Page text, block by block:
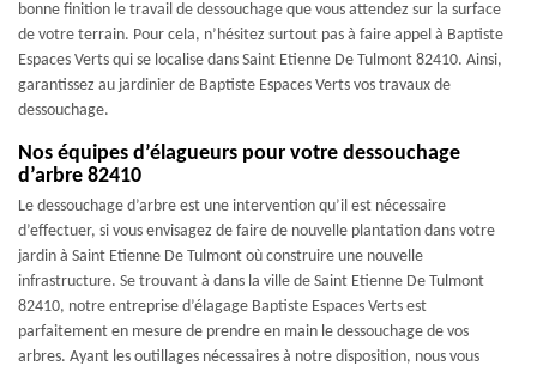
bonne finition le travail de dessouchage que vous attendez sur la surface
de votre terrain. Pour cela, n’hésitez surtout pas à faire appel à Baptiste
Espaces Verts qui se localise dans Saint Etienne De Tulmont 82410. Ainsi,
garantissez au jardinier de Baptiste Espaces Verts vos travaux de
dessouchage.
Nos équipes d’élagueurs pour votre dessouchage
d’arbre 82410
Le dessouchage d’arbre est une intervention qu’il est nécessaire
d’effectuer, si vous envisagez de faire de nouvelle plantation dans votre
jardin à Saint Etienne De Tulmont où construire une nouvelle
infrastructure. Se trouvant à dans la ville de Saint Etienne De Tulmont
82410, notre entreprise d’élagage Baptiste Espaces Verts est
parfaitement en mesure de prendre en main le dessouchage de vos
arbres. Ayant les outillages nécessaires à notre disposition, nous vous